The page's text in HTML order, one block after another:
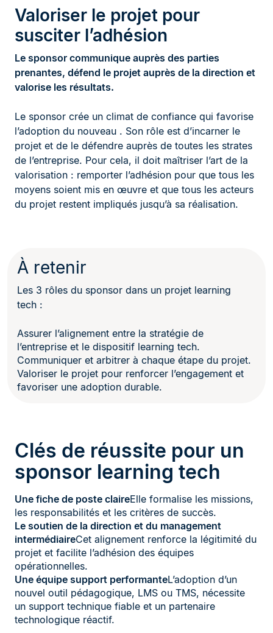
Valoriser le projet pour
susciter l’adhésion
Le sponsor communique auprès des parties
prenantes, défend le projet auprès de la direction et
valorise les résultats.
Le sponsor crée un climat de confiance qui favorise
l’adoption du nouveau . Son rôle est d’incarner le
projet et de le défendre auprès de toutes les strates
de l’entreprise. Pour cela, il doit maîtriser l’art de la
valorisation : remporter l’adhésion pour que tous les
moyens soient mis en œuvre et que tous les acteurs
du projet restent impliqués jusqu’à sa réalisation.
À retenir
Les 3 rôles du sponsor dans un projet learning
tech :
Assurer l’alignement entre la stratégie de
l’entreprise et le dispositif learning tech.
Communiquer et arbitrer à chaque étape du projet.
Valoriser le projet pour renforcer l’engagement et
favoriser une adoption durable.
Clés de réussite pour un
sponsor learning tech
Une fiche de poste claireElle formalise les missions,
les responsabilités et les critères de succès.
Le soutien de la direction et du management
intermédiaireCet alignement renforce la légitimité du
projet et facilite l’adhésion des équipes
opérationnelles.
Une équipe support performanteL’adoption d’un
nouvel outil pédagogique, LMS ou TMS, nécessite
un support technique fiable et un partenaire
technologique réactif.